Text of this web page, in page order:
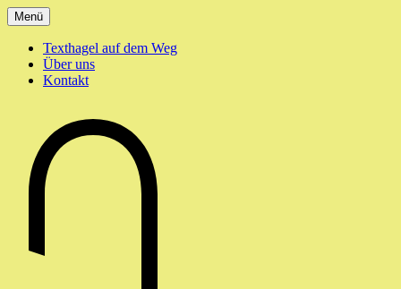
Zum
Inhalt
springen
Menü
Texthagel auf dem Weg
Über uns
Kontakt
texthagel.de